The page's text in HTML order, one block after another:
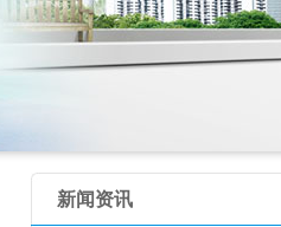
新闻资讯